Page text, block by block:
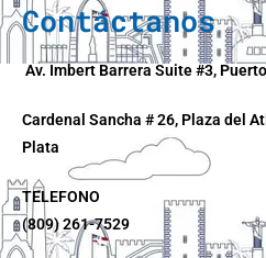
Contáctanos
Av. Imbert Barrera Suite #3,
Cardenal Sancha # 26, Plaza del
Plata
TELEFONO
(809) 261-7529